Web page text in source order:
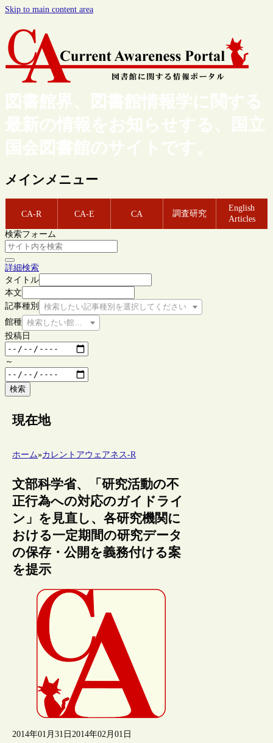
Skip to main content area
図書館界、図書館情報学に関する
最新の情報をお知らせする、国立
国会図書館のサイトです。
メインメニュー
CA-R CA-E CA 調査研究
English
Articles
検索フォーム
詳細検索
タイトル
本文
記事種別
検索したい記事種別を選択してください
館種 検索したい館種を選択してください
投稿日
～
検索
現在地
ホーム»カレントアウェアネス-R
文部科学省、「研究活動の不
正行為への対応のガイドライ
ン」を見直し、各研究機関に
おける一定期間の研究データ
の保存・公開を義務付ける案
を提示
2014年01月31日 2014年02月01日